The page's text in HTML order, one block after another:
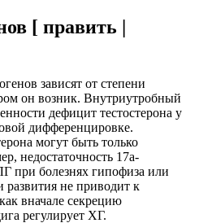
[ править |
зависят от степени
он возник. Внутриутробный
дефицит тестостерона у
дифференцировке.
могут быть только
недостаточность 17а-
при болезнях гипофиза или
развития не приводит к
вначале секрецию
регулирует ХГ.